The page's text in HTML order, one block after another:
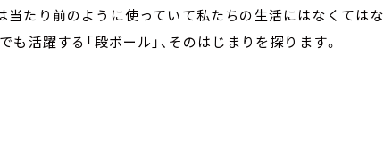
当たり前のように使っていて私たちの生活にはなくてはな
も活躍する「段ボール」、そのはじまりを探ります。